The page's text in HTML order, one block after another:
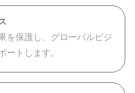
を保護し、グローバルビジ
ートします。